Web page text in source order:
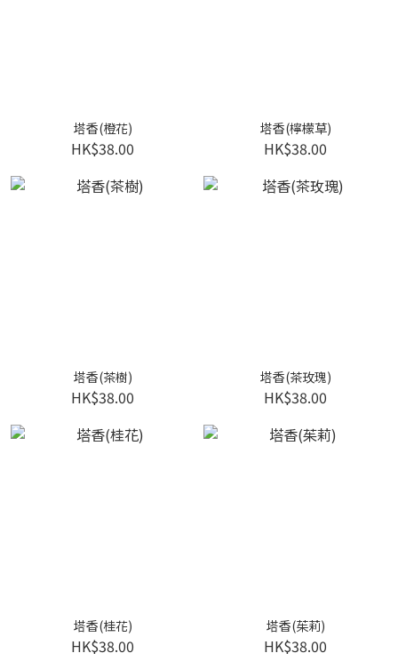
塔香(橙花)
HK$38.00
塔香(檸檬草)
HK$38.00
塔香(茶樹)
HK$38.00
塔香(茶玫瑰)
HK$38.00
塔香(桂花)
HK$38.00
塔香(茱莉)
HK$38.00